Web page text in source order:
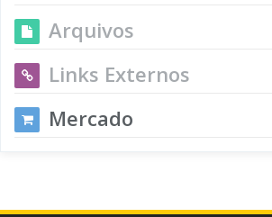
Arquivos
Links Externos
Mercado